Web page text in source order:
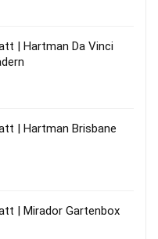
| Hartman Da Vinci
| Hartman Brisbane
| Mirador Gartenbox